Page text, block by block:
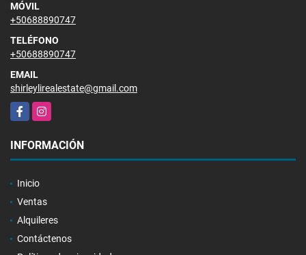
MÓVIL
+50688890747
TELÉFONO
+50688890747
EMAIL
shirleylirealestate@gmail.com
FacebookInstagram
INFORMACIÓN
Inicio
Ventas
Alquileres
Contáctenos